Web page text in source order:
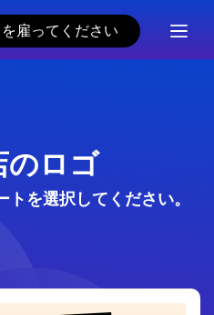
雇ってください
のロゴ
を選択してください。